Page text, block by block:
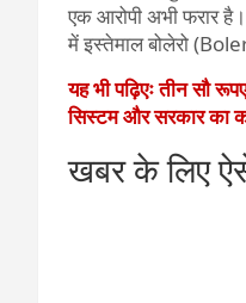
एक आरोपी अभी फरार
में इस्तेमाल बोलेरो
यह भी पढ़िएः तीन सौ
सिस्टम और सरकार का
खबर के लिए